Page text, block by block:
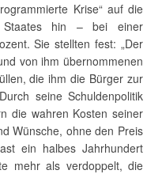
Krise“ auf die
Staates hin – bei einer
Sie stellten fest: „Der
von ihm übernommenen
die ihm die Bürger zur
seine Schuldenpolitik
die wahren Kosten seiner
Wünsche, ohne den Preis
ein halbes Jahrhundert
mehr als verdoppelt, die